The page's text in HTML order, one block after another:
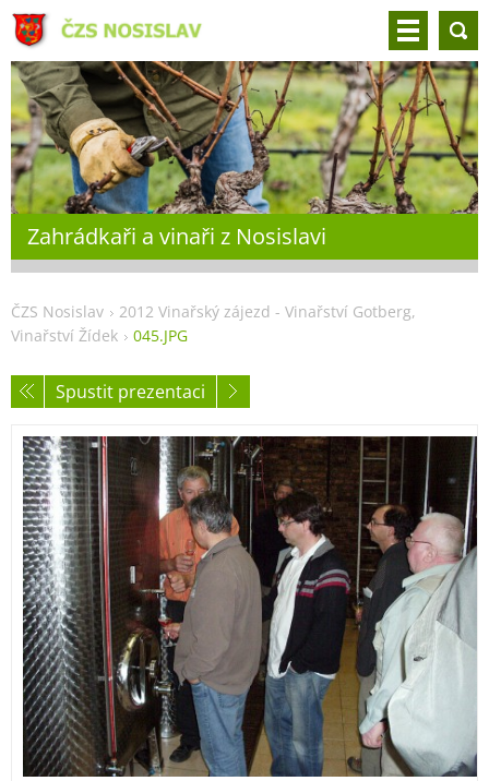
Zahrádkaři a vinaři z Nosislavi
ČZS Nosislav
2012 Vinařský zájezd - Vinařství Gotberg,
Vinařství Žídek
045.JPG
Spustit prezentaci